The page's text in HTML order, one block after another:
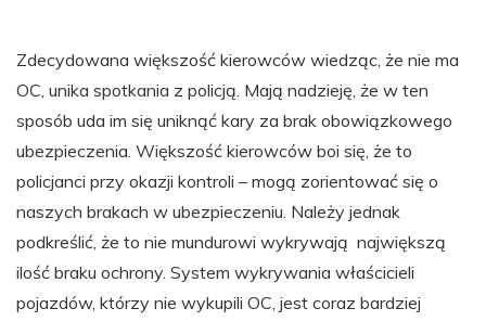
Zdecydowana większość kierowców wiedząc, że nie ma
OC, unika spotkania z policją. Mają nadzieję, że w ten
sposób uda im się uniknąć kary za brak obowiązkowego
ubezpieczenia. Większość kierowców boi się, że to
policjanci przy okazji kontroli – mogą zorientować się o
naszych brakach w ubezpieczeniu. Należy jednak
podkreślić, że to nie mundurowi wykrywają największą
ilość braku ochrony. System wykrywania właścicieli
pojazdów, którzy nie wykupili OC, jest coraz bardziej